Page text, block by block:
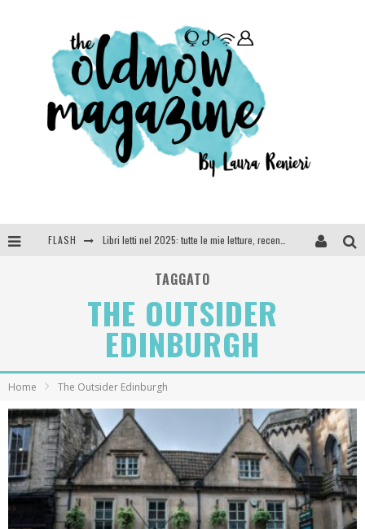
FLASH
SEE YOU AT 5 | Chanel
TAGGATO
THE OUTSIDER
EDINBURGH
Home The Outsider Edinburgh